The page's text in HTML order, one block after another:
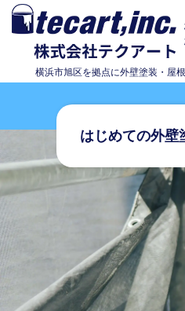
横浜市旭区を拠点に外壁塗装・屋
はじめての外壁